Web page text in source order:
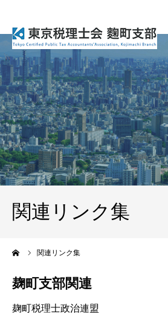
関連リンク集
関連リンク集
麹町支部関連
麹町税理士政治連盟